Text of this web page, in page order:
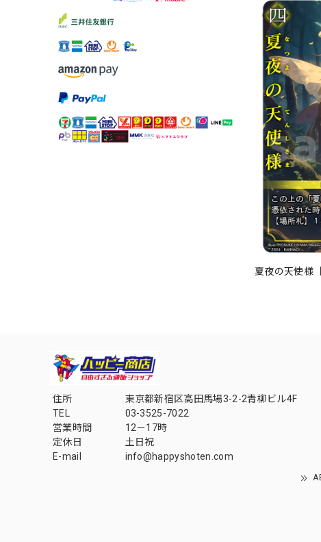
夏夜の天使様
住所
東京都新宿区高田馬場3-2-2青柳ビル4F
TEL
03-3525-7022
営業時間
12－17時
定休日
土日祝
E-mail
info@happyshoten.com